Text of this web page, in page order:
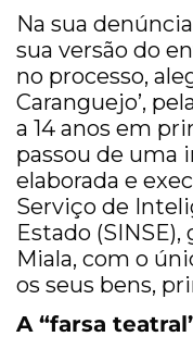
Na sua
sua versão do
no processo,
Caranguejo’,
a 14 anos em
passou de uma
elaborada e
Serviço de
Estado
Miala, com o
os seus bens,
A “farsa